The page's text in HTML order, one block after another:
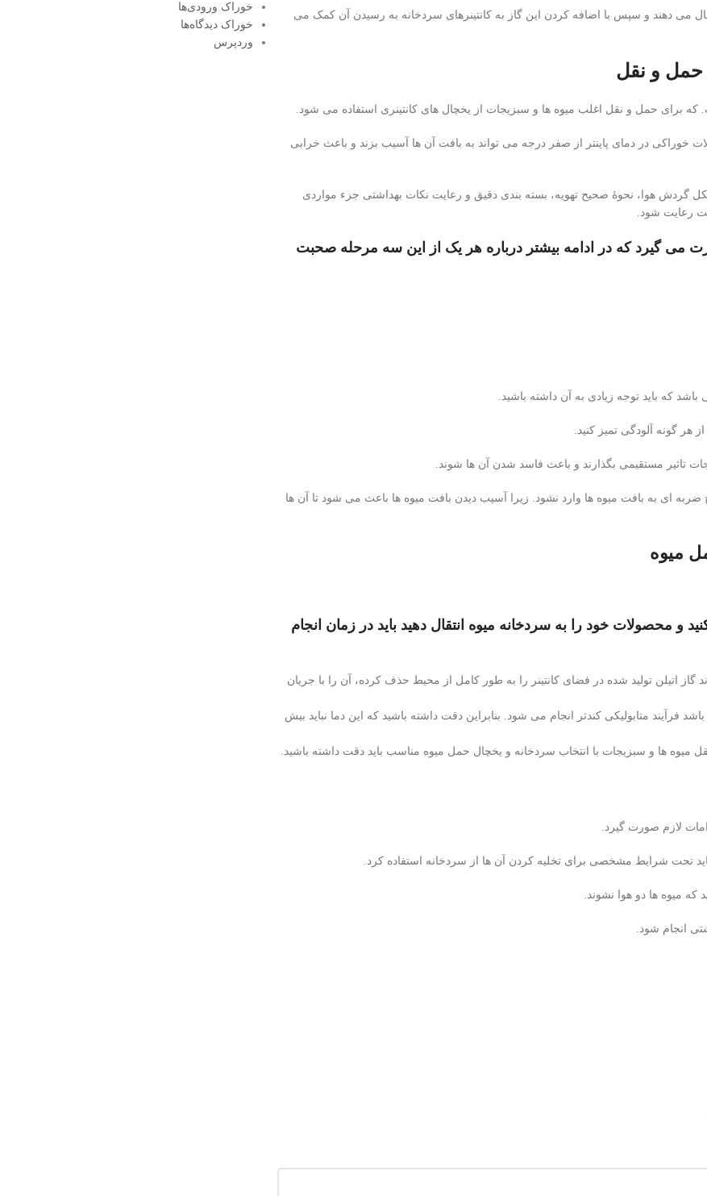
می دهند و سپس با اضافه کردن این گاز به کانتینرهای سردخانه به رسیدن آن کمک می
حمل و نقل
که برای حمل و نقل اغلب میوه ها و سبزیجات از یخچال های کانتینری استفاده می شود.
خوراکی در دمای پاینتر از صفر درجه می تواند به بافت آن ها آسیب بزند و باعث خرابی
گردش هوا، نحوۀ صحیح تهویه، بسته بندی دقیق و رعایت نکات بهداشتی جزء مواردی
رعایت شود.
می گیرد که در ادامه بیشتر درباره هر یک از این سه مرحله صحبت
که باید توجه زیادی به آن داشته باشید.
هر گونه آلودگی تمیز کنید.
تاثیر مستقیمی بگذارند و باعث فاسد شدن آن ها شوند.
ای به بافت میوه ها وارد نشود. زیرا آسیب دیدن بافت میوه ها باعث می شود تا آن ها
میوه
و محصولات خود را به سردخانه میوه انتقال دهید باید در زمان انجام
گاز اتیلن تولید شده در فضای کانتینر را به طور کامل از محیط حذف کرده، آن را با جریان
متابولیکی کندتر انجام می شود. بنابراین دقت داشته باشید که این دما نباید بیش
ها و سبزیجات با انتخاب سردخانه و یخچال حمل میوه مناسب باید دقت داشته باشید.
لازم صورت گیرد.
تحت شرایط مشخصی برای تخلیه کردن آن ها از سردخانه استفاده کرد.
که میوه ها دو هوا نشوند.
انجام شود.
خوراک ورودی‌ها
خوراک دیدگاه‌ها
وردپرس